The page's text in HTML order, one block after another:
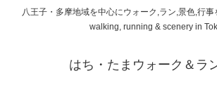
八王子・多摩地域を中心にウォーク,ラン,景色,行
walking, running & scenery in
はち・たまウォーク＆ラ